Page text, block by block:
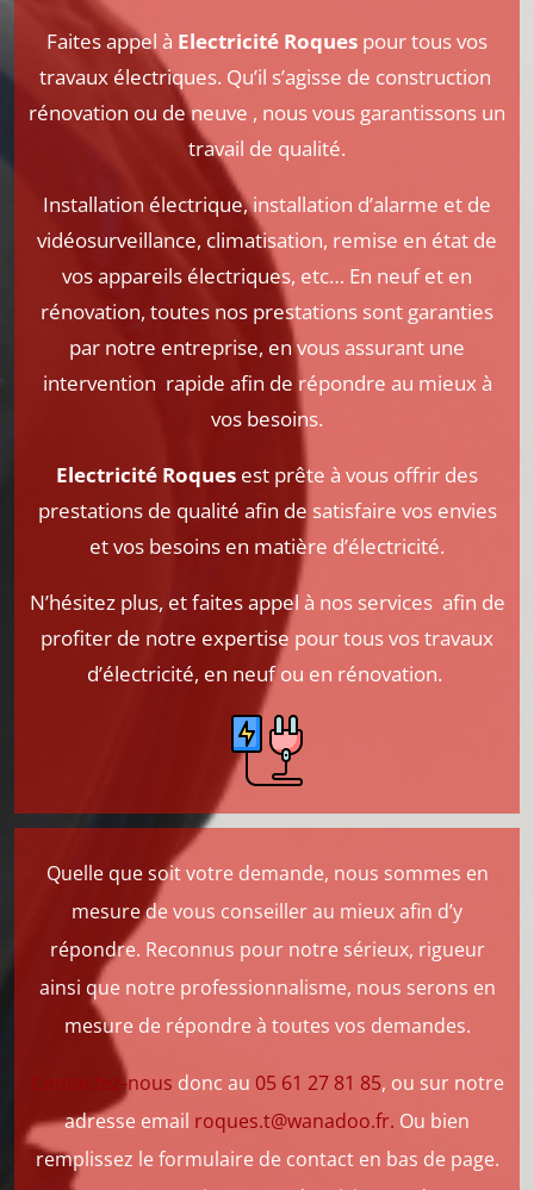
Faites appel à Electricité Roques pour tous vos
travaux électriques. Qu’il s’agisse de construction
rénovation ou de neuve , nous vous garantissons un
travail de qualité.
Installation électrique, installation d’alarme et de
vidéosurveillance, climatisation, remise en état de
vos appareils électriques, etc… En neuf et en
rénovation, toutes nos prestations sont garanties
par notre entreprise, en vous assurant une
intervention rapide afin de répondre au mieux à
vos besoins.
Electricité Roques est prête à vous offrir des
prestations de qualité afin de satisfaire vos envies
et vos besoins en matière d’électricité.
N’hésitez plus, et faites appel à nos services afin de
profiter de notre expertise pour tous vos travaux
d’électricité, en neuf ou en rénovation.
Quelle que soit votre demande, nous sommes en
mesure de vous conseiller au mieux afin d’y
répondre. Reconnus pour notre sérieux, rigueur
ainsi que notre professionnalisme, nous serons en
mesure de répondre à toutes vos demandes.
Contactez-nous donc au 05 61 27 81 85, ou sur notre
adresse email roques.t@wanadoo.fr. Ou bien
remplissez le formulaire de contact en bas de page.